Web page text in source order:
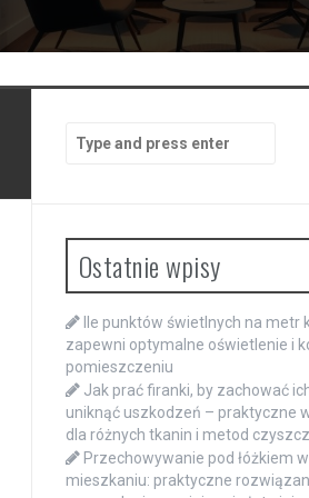
Search
for:
Ostatnie wpisy
Ile punktów świetlnych na metr
zapewni optymalne oświetlenie i
pomieszczeniu
Jak prać firanki, by zachować
uniknąć uszkodzeń – praktyczne
dla różnych tkanin i metod
Przechowywanie pod łóżkiem
mieszkaniu: praktyczne